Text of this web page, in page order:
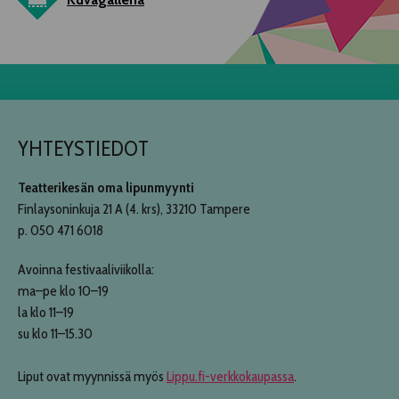
YHTEYSTIEDOT
Teatterikesän oma lipunmyynti
Finlaysoninkuja 21 A (4. krs), 33210 Tampere
p. 050 471 6018
Avoinna festivaaliviikolla:
ma–pe klo 10–19
la klo 11–19
su klo 11–15.30
Liput ovat myynnissä myös Lippu.fi-verkkokaupassa.